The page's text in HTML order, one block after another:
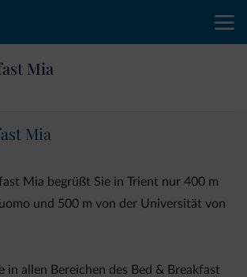
Mia
Mia
Mia begrüßt Sie in Trient nur 400 m
und 500 m von der Universität von
in allen Bereichen des Bed & Breakfast